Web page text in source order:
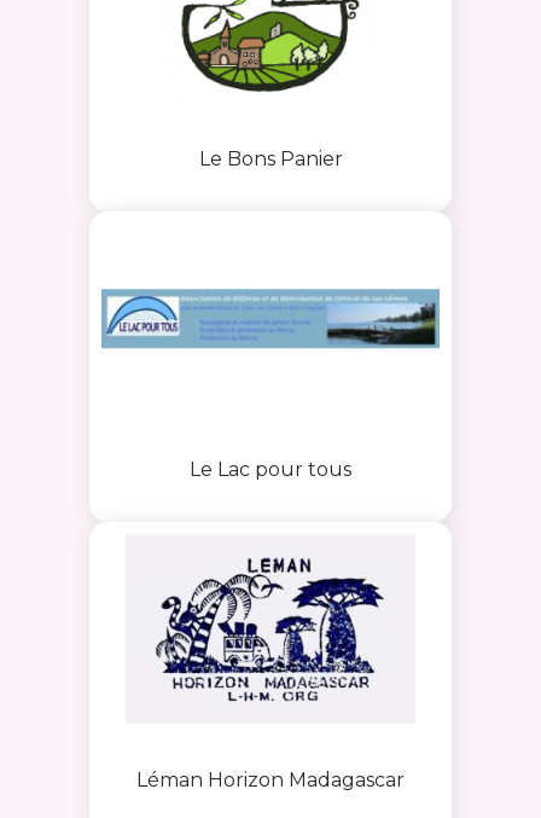
Le Bons Panier
Le Lac pour tous
Léman Horizon Madagascar